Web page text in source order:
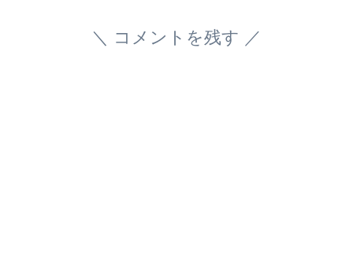
コメントを残す